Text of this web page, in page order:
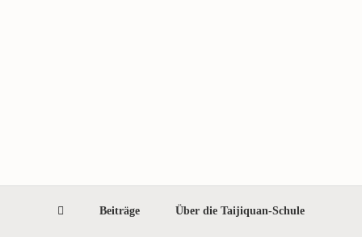
Beiträge Über die Taijiquan-Schule